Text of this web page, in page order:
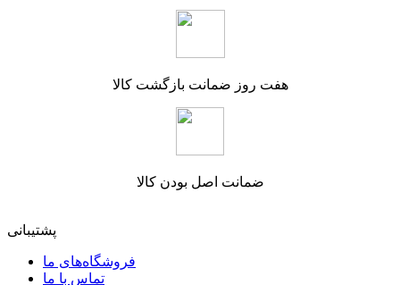
هفت روز ضمانت بازگشت کالا
ضمانت اصل بودن کالا
پشتیبانی
فروشگاه‌های ما
تماس با ما